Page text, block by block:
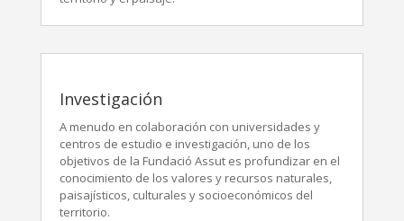
Investigación
A menudo en colaboración con universidades y
centros de estudio e investigación, uno de los
objetivos de la Fundació Assut es profundizar en el
conocimiento de los valores y recursos naturales,
paisajísticos, culturales y socioeconómicos del
territorio.